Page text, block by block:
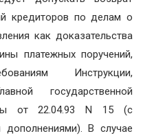
кредиторов по делам о
как доказательства
платежных поручений,
Инструкции,
государственной
от 22.04.93 N 15 (с
В случае